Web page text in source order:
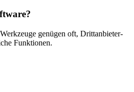
genügen oft, Drittanbieter-
Funktionen.